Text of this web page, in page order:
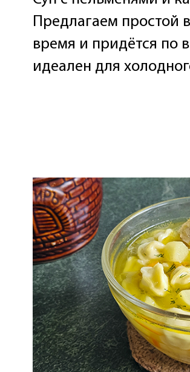
Предлагаем простой
время и придётся по
идеален для